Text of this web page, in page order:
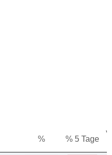
% % 5 Tage